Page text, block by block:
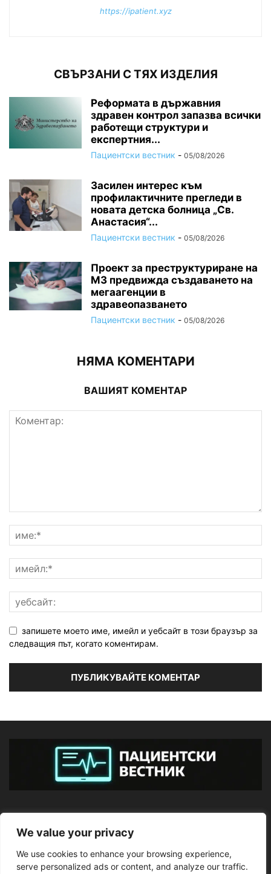
We value your privacy
We use cookies to enhance your browsing experience,
serve personalized ads or content, and analyze our traffic.
https://ipatient.xyz
СВЪРЗАНИ С ТЯХ ИЗДЕЛИЯ
Реформата в държавния
здравен контрол запазва всички
работещи структури и
експертния...
Пациентски вестник - 05/08/2026
Засилен интерес към
профилактичните прегледи в
новата детска болница „Св.
Анастасия“...
Пациентски вестник - 05/08/2026
Проект за преструктуриране на
МЗ предвижда създаването на
мегаагенции в
здравеопазването
Пациентски вестник - 05/08/2026
НЯМА КОМЕНТАРИ
ВАШИЯТ КОМЕНТАР
запишете моето име, имейл и уебсайт в този браузър за
следващия път, когато коментирам.
ПОСЛЕДВАЙТЕ НИ